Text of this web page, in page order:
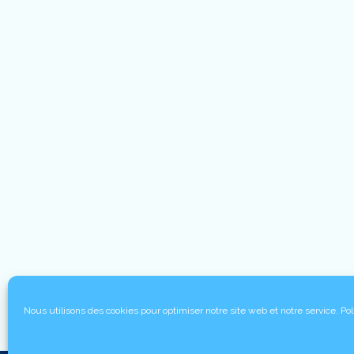
Nous utilisons des cookies pour optimiser notre site web et notre service.